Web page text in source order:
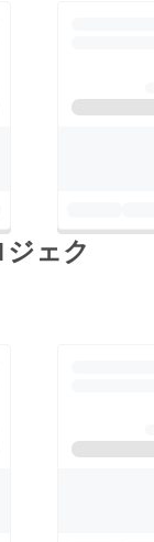
ェク